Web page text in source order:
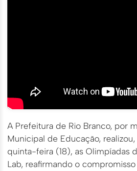
A Prefeitura de Rio Branco, por
Municipal de Educação,
quinta-feira (18), as Olimpíadas
Lab, reafirmando o